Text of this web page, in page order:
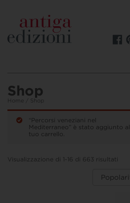
Shop
Home / Shop
“Percorsi veneziani nel
Mediterraneo” è stato aggiunto al
tuo carrello.
Visualizzazione di 1-16 di 663 risultati